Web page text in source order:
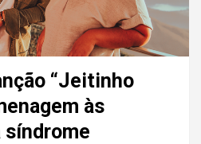
“Jeitinho
às
síndrome